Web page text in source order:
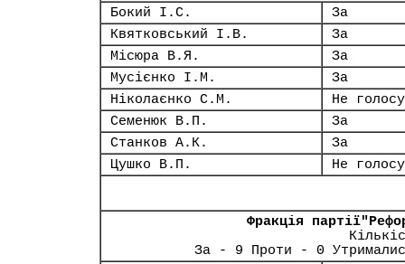
Бокий І.С.
За
Квятковський І.В.
За
Місюра В.Я.
За
Мусієнко І.М.
За
Ніколаєнко С.М.
Не
Семенюк В.П.
За
Станков А.К.
За
Цушко В.П.
Не
Фракція
За - 9 Проти - 0